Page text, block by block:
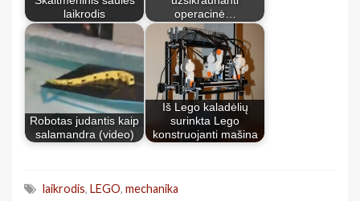
laikrodis
operacinė…
Robotas judantis kaip
salamandra (video)
Iš Lego kaladėlių
surinkta Lego
konstruojanti mašina
laikrodis, LEGO, mechanika